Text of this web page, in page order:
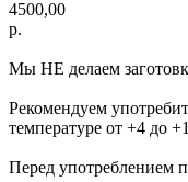
4500,00
р.
Мы НЕ делаем
Рекомендуем
температуре от +4 до
Перед употреблением